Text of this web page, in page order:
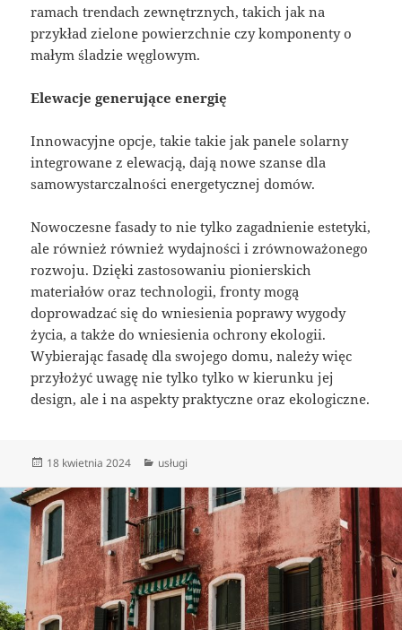
ramach trendach zewnętrznych, takich jak na
przykład zielone powierzchnie czy komponenty o
małym śladzie węglowym.
Elewacje generujące energię
Innowacyjne opcje, takie takie jak panele solarny
integrowane z elewacją, dają nowe szanse dla
samowystarczalności energetycznej domów.
Nowoczesne fasady to nie tylko zagadnienie estetyki,
ale również również wydajności i zrównoważonego
rozwoju. Dzięki zastosowaniu pionierskich
materiałów oraz technologii, fronty mogą
doprowadzać się do wniesienia poprawy wygody
życia, a także do wniesienia ochrony ekologii.
Wybierając fasadę dla swojego domu, należy więc
przyłożyć uwagę nie tylko tylko w kierunku jej
design, ale i na aspekty praktyczne oraz ekologiczne.
Data
18 kwietnia 2024 Kategorie
usługi